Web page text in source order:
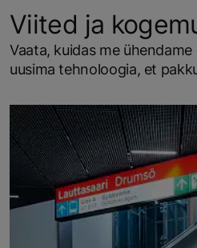
Viited ja
Vaata, kuidas me
uusima tehnoloogia, et